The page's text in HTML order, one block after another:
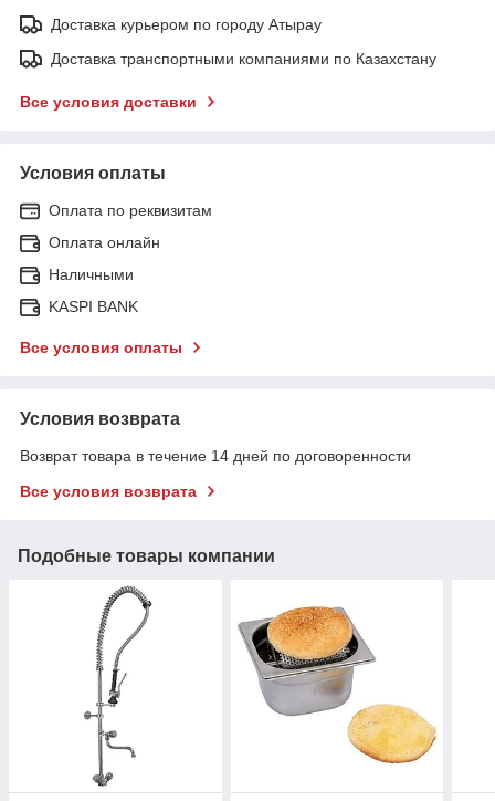
Доставка курьером по городу Атырау
Доставка транспортными компаниями по Казахстану
Все условия доставки
Условия оплаты
Оплата по реквизитам
Оплата онлайн
Наличными
KASPI BANK
Все условия оплаты
Условия возврата
Возврат товара в течение 14 дней по договоренности
Все условия возврата
Подобные товары компании